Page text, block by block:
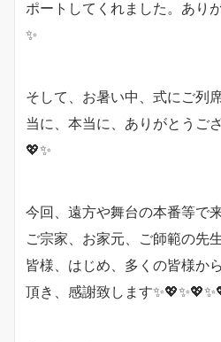
ポートしてくれました。あり
✨
そして、お暑い中、式にご列
当に、本当に、ありがとうご
💖✨
今回、遠方や舞台の本番等で
ご宗家、お家元、ご師範の先
皆様、はじめ、多くの皆様か
頂き、感謝致します